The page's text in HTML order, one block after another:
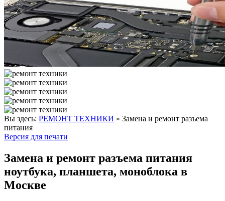
Вы здесь: РЕМОНТ ТЕХНИКИ » Замена и ремонт разъема
питания
Версия для печати
Замена и ремонт разъема питания
ноутбука, планшета, моноблока в
Москве